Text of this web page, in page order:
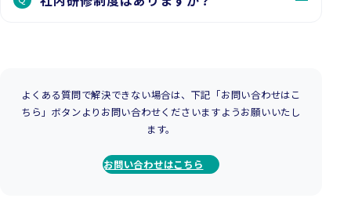
よくある質問で解決できない場合は、下記「お問い合わせはこ
ちら」ボタンよりお問い合わせくださいますようお願いいたし
ます。
お問い合わせはこちら